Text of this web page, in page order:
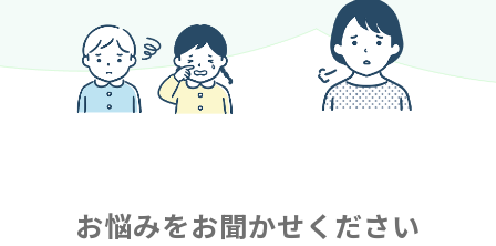
お悩みをお聞かせください